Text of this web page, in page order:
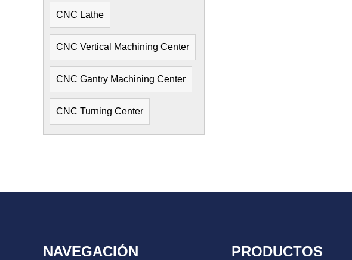
CNC Lathe
CNC Vertical Machining Center
CNC Gantry Machining Center
CNC Turning Center
NAVEGACIÓN PRODUCTOS